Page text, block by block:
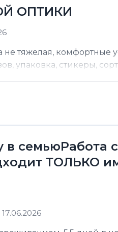
ОПТИКИ
комфортные
упаковка, стикеры,
семьюРабота
ТОЛЬКО